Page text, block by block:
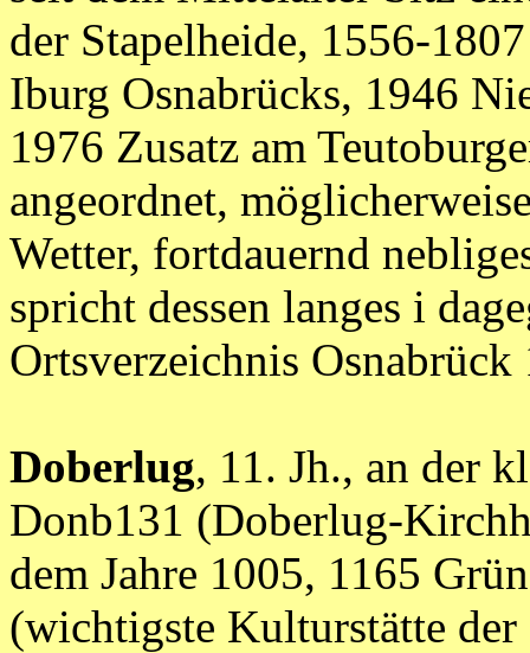
der Stapelheide, 1556-
Iburg Osnabrücks, 1946
1976 Zusatz am
angeordnet,
Wetter, fortdauernd
spricht dessen langes i
Ortsverzeichnis
Doberlug, 11. Jh., an der
Donb131 (Doberlug-
dem Jahre 1005, 1165
(wichtigste Kulturstätte